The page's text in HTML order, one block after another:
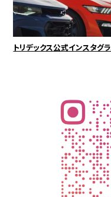
トリデックス公式インスタグ